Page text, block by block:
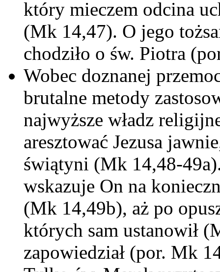
który mieczem odcina
(Mk 14,47). O jego
chodziło o św. Piotra
Wobec doznanej
brutalne metody
najwyższe władz
aresztować Jezusa
świątyni (Mk 14,48-
wskazuje On na
(Mk 14,49b), aż po
których sam ustanowił
zapowiedział (por. Mk